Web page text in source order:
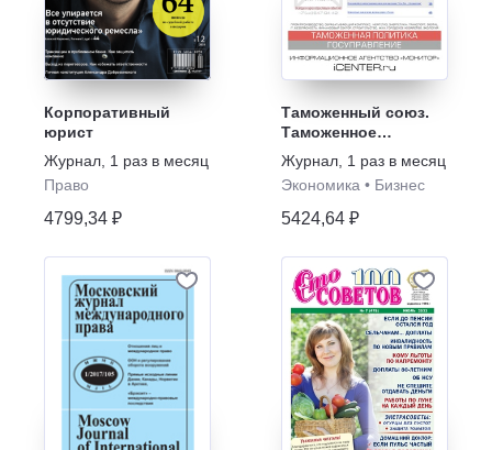
Корпоративный
юрист
Журнал 1 раз в месяц
Право
4799,34 ₽
Таможенный союз.
Таможенное
регулирование
Журнал 1 раз в месяц
Экономика • Бизнес
5424,64 ₽